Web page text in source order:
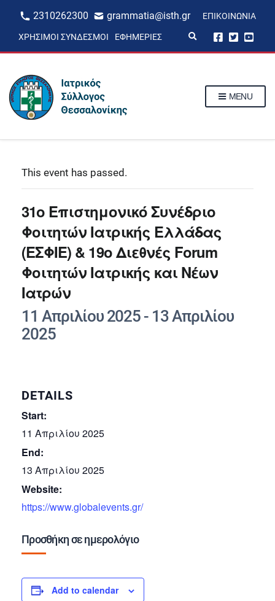
2310262300 grammatia@isth.gr ΕΠΙΚΟΙΝΩΝΊΑ
ΧΡΉΣΙΜΟΙ ΣΎΝΔΕΣΜΟΙ ΕΦΗΜΕΡΊΕΣ
p
MENU
This event has passed.
31ο Επιστημονικό Συνέδριο
Φοιτητών Ιατρικής Ελλάδας
(ΕΣΦΙΕ) & 19ο Διεθνές Forum
Φοιτητών Ιατρικής και Νέων
Ιατρών
11 Απριλίου 2025 - 13 Απριλίου
2025
DETAILS
Start:
11 Απριλίου 2025
End:
13 Απριλίου 2025
Website:
https://www.globalevents.gr/
Προσθήκη σε ημερολόγιο
Add to calendar